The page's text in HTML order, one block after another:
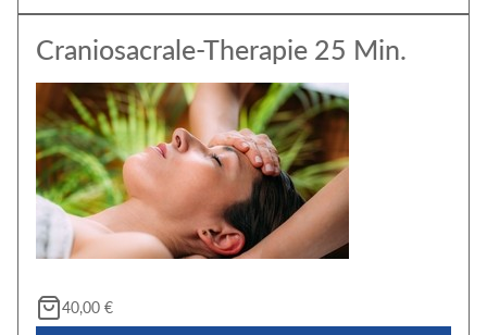
Craniosacrale-Therapie 25 Min.
40,00 €